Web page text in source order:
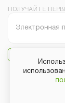
ПОЛУЧАЙТЕ